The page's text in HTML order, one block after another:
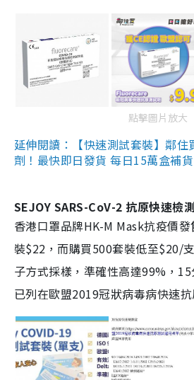
點擊圖片放大
延伸閱讀：【快速測試套裝】鄰住
劑！最快即日發貨 每日15萬盒補貨
SEJOY SARS-CoV-2 抗原快速檢測
香港口罩品牌HK-M Mask抗疫價
裝$22，而購買500套裝低至$20/
子方式採樣，準確性高達99%，
已列在歐盟2019冠狀病毒病快速